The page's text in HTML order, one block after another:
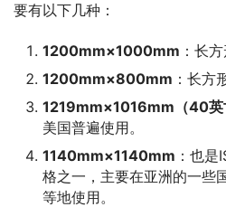
要有以下几种：
1200mm×1000mm ：长
1200mm×800mm ：长方
1219mm×1016mm（40英
美国普遍使用。
1140mm×1140mm ：也
格之一，主要在亚洲的一些
等地使用。